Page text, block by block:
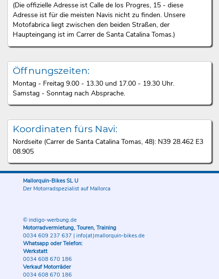
(Die offizielle Adresse ist Calle de los Progres, 15 - diese
Adresse ist für die meisten Navis nicht zu finden. Unsere
Motofabrica liegt zwischen den beiden Straßen, der
Haupteingang ist im Carrer de Santa Catalina Tomas.)
Öffnungszeiten:
Montag - Freitag 9.00 - 13.30 und 17.00 - 19.30 Uhr.
Samstag - Sonntag nach Absprache.
Koordinaten fürs Navi:
Nordseite (Carrer de Santa Catalina Tomas, 48): N39 28.462 E3
08.905
Mallorquin-Bikes SL U
Der Motorradspezialist auf Mallorca
© indigo-werbung.de
Motorradvermietung, Touren, Training
0034 609 237 637 | info(at)mallorquin-bikes.de
Whatsapp oder Telefon:
Werkstatt
0034 608 670 186
Verkauf Motorräder
0034 608 670 186